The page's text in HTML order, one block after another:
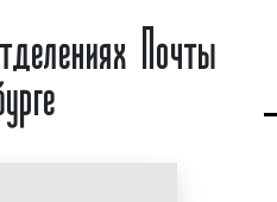
на стационарных
других рекламных
внутри помещений,
рекламу внутри
Почты